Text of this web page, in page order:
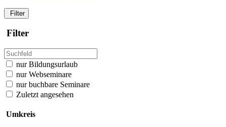
Filter
Filter
nur Bildungsurlaub
nur Webseminare
nur buchbare Seminare
Zuletzt angesehen
Umkreis